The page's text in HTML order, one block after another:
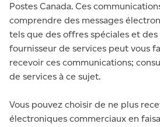
Postes Canada. Ces
comprendre des messages
tels que des offres spéciales et
fournisseur de services peut vous
recevoir ces communications;
de services à ce sujet.
Vous pouvez choisir de ne plus
électroniques commerciaux en